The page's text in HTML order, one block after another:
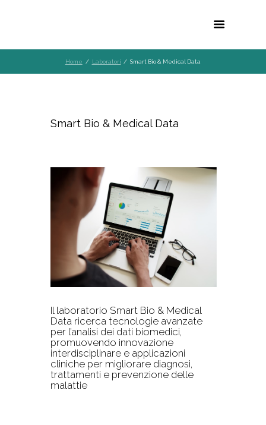
Home Laboratori Smart Bio & Medical Data
Smart Bio & Medical Data
Il laboratorio Smart Bio & Medical
Data ricerca tecnologie avanzate
per l’analisi dei dati biomedici,
promuovendo innovazione
interdisciplinare e applicazioni
cliniche per migliorare diagnosi,
trattamenti e prevenzione delle
malattie